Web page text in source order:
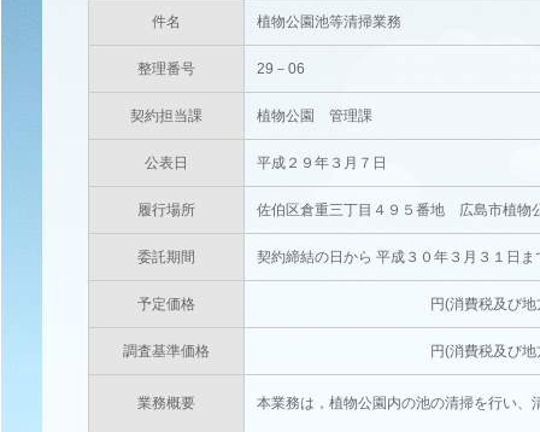
件名 植物公園池等清掃業務
整理番号 29－06
契約担当課 植物公園 管理課
公表日 平成２９年３月７日
履行場所 佐伯区倉重三丁目４９５番地 広島市植物
委託期間 契約締結の日から 平成３０年３月３１日ま
予定価格 円(消費税及び地方消費税相
調査基準価格 円(消費税及び地方消費税相
業務概要 本業務は，植物公園内の池の清掃を行い